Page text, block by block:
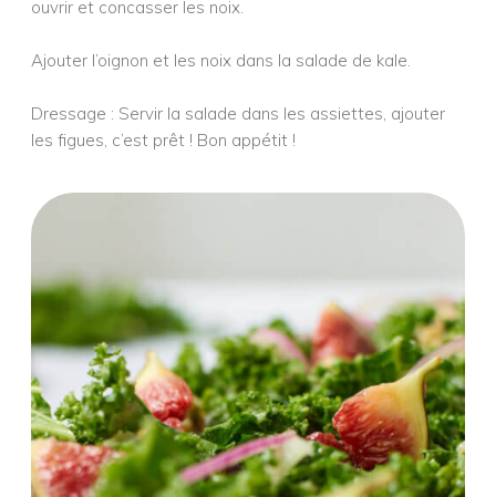
ouvrir et concasser les noix.
Ajouter l’oignon et les noix dans la salade de kale.
Dressage : Servir la salade dans les assiettes, ajouter
les figues, c’est prêt ! Bon appétit !